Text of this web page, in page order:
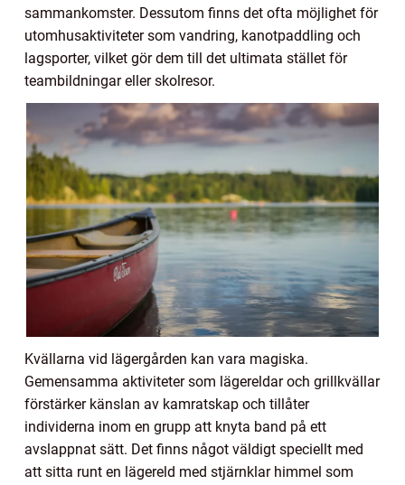
sammankomster. Dessutom finns det ofta möjlighet för
utomhusaktiviteter som vandring, kanotpaddling och
lagsporter, vilket gör dem till det ultimata stället för
teambildningar eller skolresor.
Kvällarna vid lägergården kan vara magiska.
Gemensamma aktiviteter som lägereldar och grillkvällar
förstärker känslan av kamratskap och tillåter
individerna inom en grupp att knyta band på ett
avslappnat sätt. Det finns något väldigt speciellt med
att sitta runt en lägereld med stjärnklar himmel som